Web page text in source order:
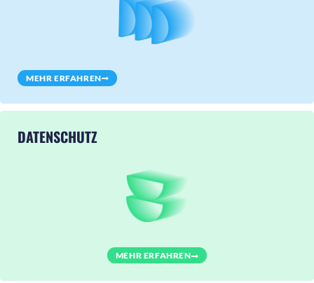
MEHR ERFAHREN
DATENSCHUTZ
MEHR ERFAHREN